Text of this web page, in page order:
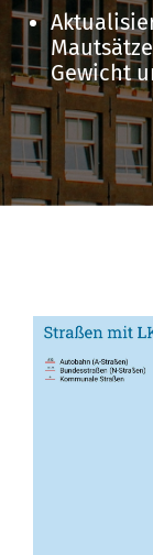
Gewicht